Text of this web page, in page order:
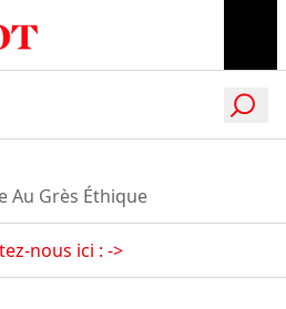
Au Grès Éthique
nous ici : ->